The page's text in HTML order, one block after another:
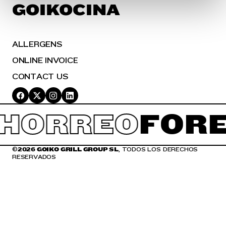
en laPolítica de Cookieste indicamos cómo hacerlo
en diferentes navegadores.
GOIKOCINA
ALLERGENS
ONLINE INVOICE
CONTACT US
©2026 GOIKO GRILL GROUP SL, TODOS LOS DERECHOS
RESERVADOS